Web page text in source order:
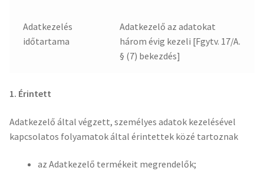
Adatkezelés
időtartama
Adatkezelő az adatokat
három évig kezeli [Fgytv. 17/A.
§ (7) bekezdés]
1. Érintett
Adatkezelő által végzett, személyes adatok kezelésével
kapcsolatos folyamatok által érintettek közé tartoznak
az Adatkezelő termékeit megrendelők;